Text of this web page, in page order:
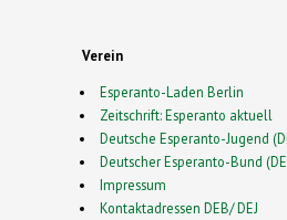
Verein
Esperanto-Laden Berlin
Zeitschrift: Esperanto aktuell
Deutsche Esperanto-Jugend
Deutscher Esperanto-Bund
Impressum
Kontaktadressen DEB/ DEJ